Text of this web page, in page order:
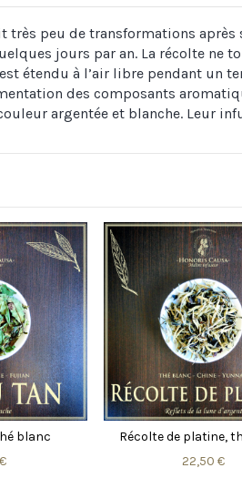
très peu de transformations
jours par an. La récolte ne
étendu à l’air libre pendant un
des composants
argentée et blanche. Leur
blanc
Récolte de platine,
22,50 €